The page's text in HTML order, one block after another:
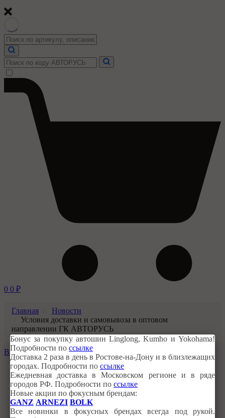
0 0 ₽
Главная
Новости
Условия доставки и самовывоза в оптовом
направлении ГК АВТОРУСЬ
Выбрать категорию
Все новости
Инструкции по работе с сайтом
Стимулирующие акции для клиентов
Гарантийная политика отдельных брендов
Обновления в портфеле АВТОРУСЬ
Программы лояльности и сертификации
Бонус за покупку автошин Linglong, Kumho и Yokohama!
Подробности по ссылке
Доставка 2 раза в день в Ростове-на-Дону и в близлежащих
городах. Подробности по ссылке
Ежедневная доставка в Московском регионе и в ряде
городов РФ. Подробности по ссылке
Новые акции по фокусным брендам:
GANZ ARNEZI BOLK
Все новинки в фокусных брендах всегда под рукой.